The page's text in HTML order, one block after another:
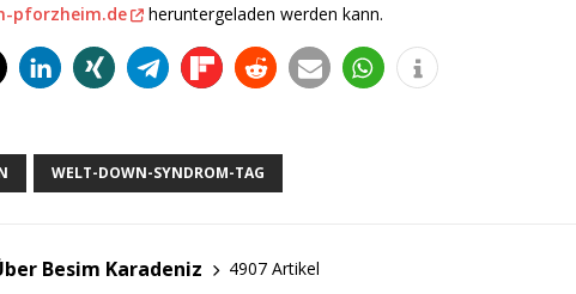
pforzheim.de
heruntergeladen werden kann.
WELT-DOWN-SYNDROM-TAG
Besim Karadeniz
4907 Artikel